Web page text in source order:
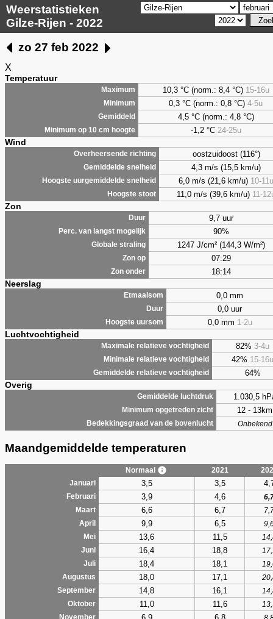
Weerstatistieken
Gilze-Rijen - 2022
zo 27 feb 2022
X
Temperatuur
Maximum 10,3 °C (norm.: 8,4 °C) 15-16u
Minimum 0,3 °C (norm.: 0,8 °C) 4-5u
Gemiddeld 4,5°C (norm.: 4,8 °C)
Minimum op 10 cm hoogte -1,2 °C 24-25u
Wind
Overheersende richting oostzuidoost (116°)
Gemiddelde snelheid 4,3 m/s (15,5 km/u)
Hoogste uurgemiddelde snelheid 6,0 m/s (21,6 km/u) 10-11u
Hoogste stoot 11,0 m/s (39,6 km/u) 11-
Zon
Duur 9,7 uur
Perc. van langst mogelijk 90%
Globale straling 1247 J/cm² (144,3 W/m²)
Zon op 07:29
Zon onder 18:14
Neerslag
Etmaalsom 0,0 mm
Duur 0,0 uur
Hoogste uursom 0,0 mm 1-2u
Luchtvochtigheid
Maximale relatieve vochtigheid 82% 3-4u
Minimale relatieve vochtigheid 42% 15-16u
Gemiddelde relatieve vochtigheid 64%
Overig
Gemiddelde luchtdruk 1.030,5
Minimum opgetreden zicht 12 - 13km
Bedekkingsgraad van de bovenlucht Onbekend
Maandgemiddelde temperaturen
Normaal 2021
Januari
3,5 3,5
Februari 3,9 4,6
Maart
6,6 6,7
April
9,9 6,5
Mei
13,6 11,5
Juni
16,4 18,8
Juli
18,4 18,1
Augustus
18,0 17,1
September
14,8 16,1
Oktober
11,0 11,6
November